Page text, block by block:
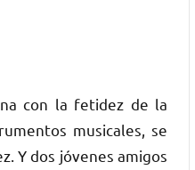
con la fetidez de la
musicales, se
Y dos jóvenes amigos